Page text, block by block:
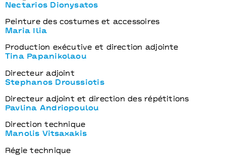
Nectarios Dionysatos
Peinture des costumes et accessoires
Maria Ilia
Production exécutive et direction adjointe
Tina Papanikolaou
Directeur adjoint
Stephanos Droussiotis
Directeur adjoint et direction des répétitions
Pavlina Andriopoulou
Direction technique
Manolis Vitsaxakis
Régie technique